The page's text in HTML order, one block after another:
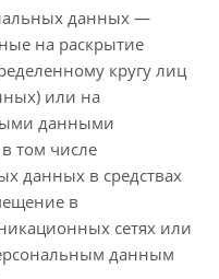
данных —
на раскрытие
кругу лиц
или на
данными
том числе
данных в средствах
в
сетях или
данным